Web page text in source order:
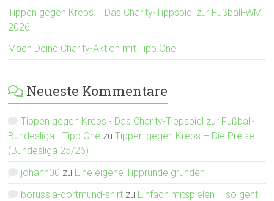
Tippen gegen Krebs – Das Charity-Tippspiel zur Fußball-WM
2026
Mach Deine Charity-Aktion mit Tipp.One
Neueste Kommentare
Tippen gegen Krebs - Das Charity-Tippspiel zur Fußball-
Bundesliga - Tipp.One zuTippen gegen Krebs – Die Preise
(Bundesliga 25/26)
johann00 zu Eine eigene Tipprunde gründen
borussia-dortmund-shirt zu Einfach mitspielen – so geht